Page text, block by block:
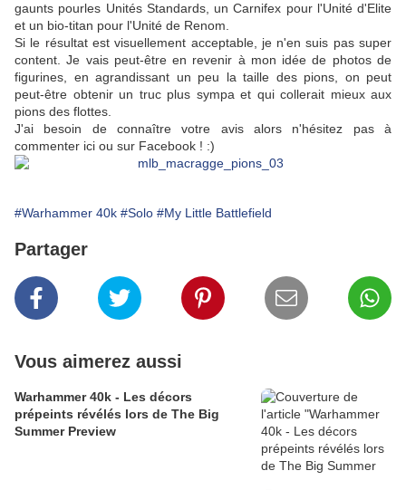
gaunts pourles Unités Standards, un Carnifex pour l'Unité d'Elite
et un bio-titan pour l'Unité de Renom.
Si le résultat est visuellement acceptable, je n'en suis pas super
content. Je vais peut-être en revenir à mon idée de photos de
figurines, en agrandissant un peu la taille des pions, on peut
peut-être obtenir un truc plus sympa et qui collerait mieux aux
pions des flottes.
J'ai besoin de connaître votre avis alors n'hésitez pas à
commenter ici ou sur Facebook ! :)
#Warhammer 40k #Solo #My Little Battlefield
Partager
Vous aimerez aussi
Warhammer 40k - Les décors
prépeints révélés lors de The Big
Summer Preview